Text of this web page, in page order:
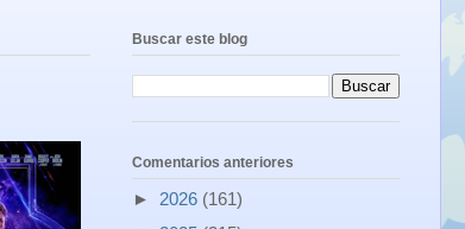
Buscar este blog
Comentarios anteriores
► 2026 (161)